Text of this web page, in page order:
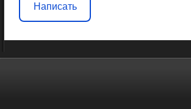
Написать